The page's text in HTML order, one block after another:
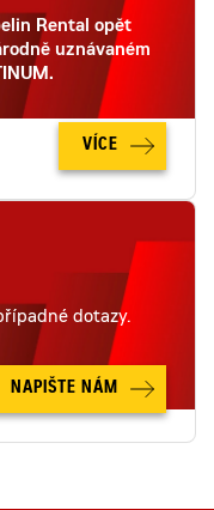
Rental opět
uznávaném
VÍCE
dotazy.
NAPIŠTE NÁM